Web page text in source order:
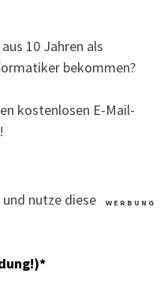
10 Jahren als
bekommen?
kostenlosen E-Mail-
W E R B U N G
nutze diese